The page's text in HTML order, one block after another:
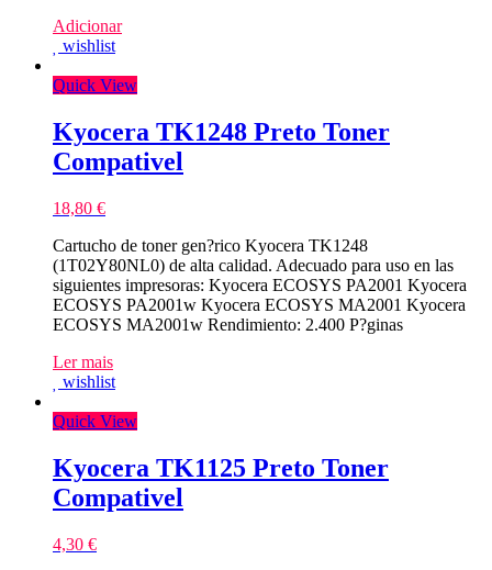
Adicionar
wishlist
Quick View
Kyocera TK1248 Preto Toner
Compativel
18,80 €
Cartucho de toner gen?rico Kyocera TK1248
(1T02Y80NL0) de alta calidad. Adecuado para uso en las
siguientes impresoras: Kyocera ECOSYS PA2001 Kyocera
ECOSYS PA2001w Kyocera ECOSYS MA2001 Kyocera
ECOSYS MA2001w Rendimiento: 2.400 P?ginas
Ler mais
wishlist
Quick View
Kyocera TK1125 Preto Toner
Compativel
4,30 €